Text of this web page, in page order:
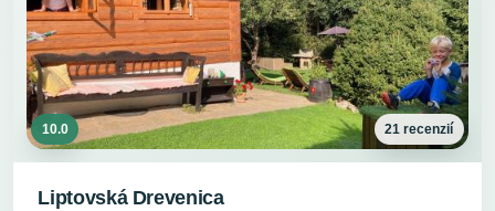
10.0 21 recenzií
Liptovská Drevenica